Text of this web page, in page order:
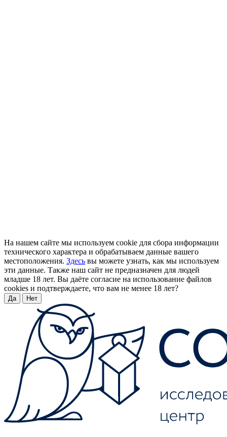
На нашем сайте мы используем cookie для сбора информации
технического характера и обрабатываем данные вашего
местоположения. Здесь вы можете узнать, как мы используем
эти данные. Также наш сайт не предназначен для людей
младше 18 лет. Вы даёте согласие на использование файлов
cookies и подтверждаете, что вам не менее 18 лет?
Да Нет